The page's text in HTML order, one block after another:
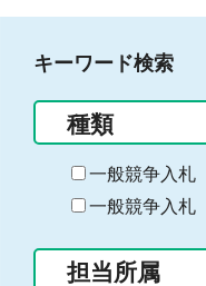
キーワード検索
種類
一般競争入札
一般競争入札
担当所属